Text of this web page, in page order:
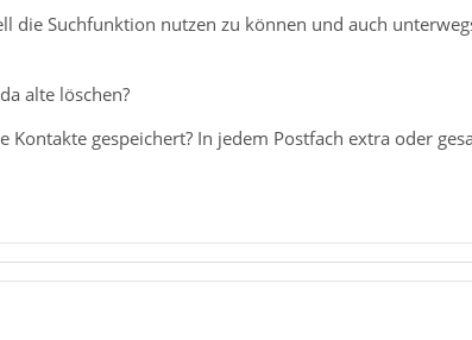
die Suchfunktion nutzen zu können und auch
alte löschen?
gespeichert? In jedem Postfach extra oder